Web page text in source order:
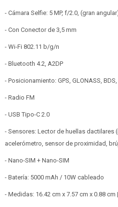
- Cámara Selfie: 5 MP, f/2.0, (gran
- Con Conector de 3,5 mm
- Wi-Fi 802.11 b/g/n
- Bluetooth 4.2, A2DP
- Posicionamiento: GPS, GLONASS, BDS,
- Radio FM
- USB Tipo-C 2.0
- Sensores: Lector de huellas dactilares
acelerómetro, sensor de proximidad,
- Nano-SIM + Nano-SIM
- Batería: 5000 mAh / 10W cableado
- Medidas: 16.42 cm x 7.57 cm x 0.88 cm